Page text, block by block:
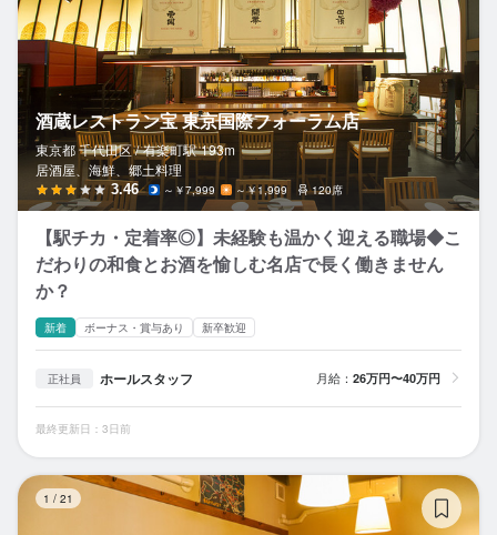
酒蔵レストラン宝 東京国際フォーラム店
東京都 千代田区 / 有楽町駅 193m
居酒屋、海鮮、郷土料理
3.46 ～￥7,999 ～￥1,999 120席
【駅チカ・定着率◎】未経験も温かく迎える職場◆こ
だわりの和食とお酒を愉しむ名店で長く働きません
か？
新着 ボーナス・賞与あり 新卒歓迎
正社員 ホールスタッフ 月給： 26万円〜40万円
最終更新日：3日前
1 / 21